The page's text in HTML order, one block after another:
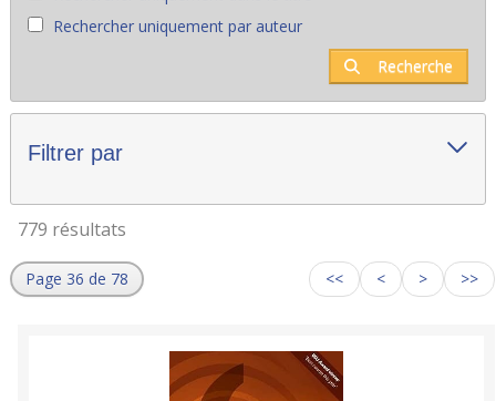
Rechercher uniquement par auteur
Recherche
Filtrer par
779 résultats
Page 36 de 78 << < > >>